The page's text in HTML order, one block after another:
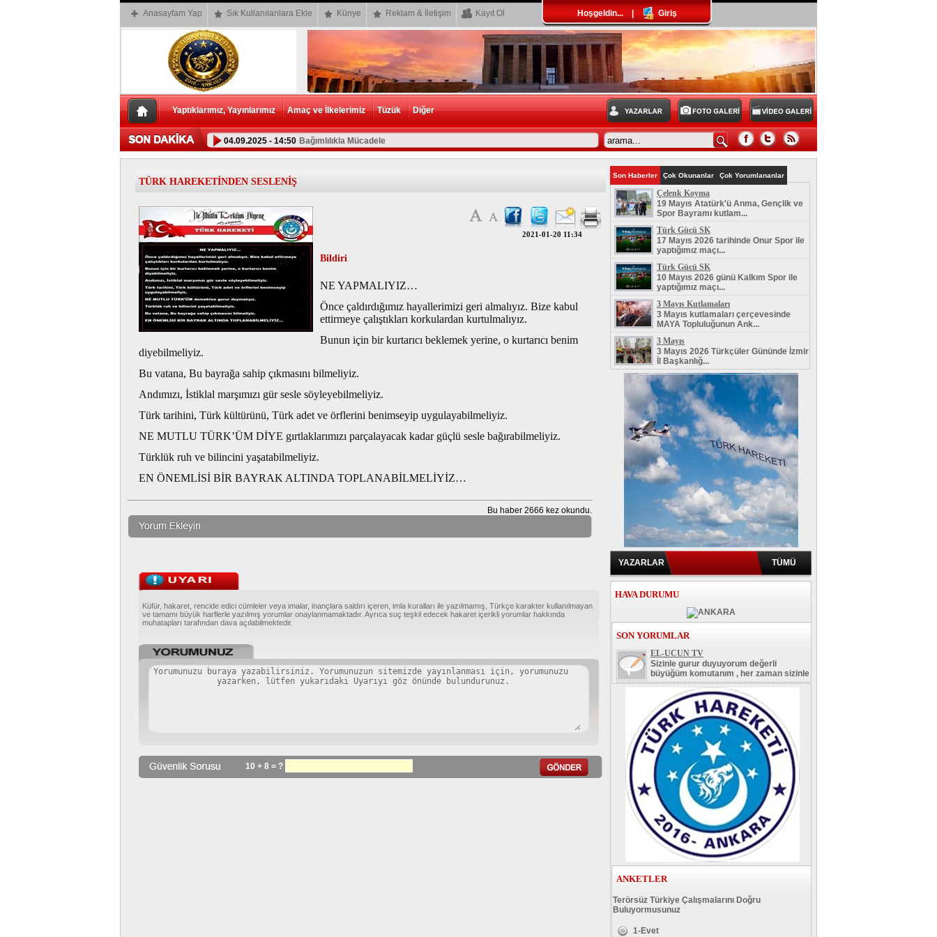
Anasayfam Yap Sık Kullanılanlara Ekle Künye Reklam & İletişim Kayıt Ol Hoşgeldin... Giriş
Yaptıklarımız, Yayınlarımız Amaç ve İlkelerimiz Tüzük Diğer
04.09.2025 - 14:50 Bağımlılıkla Mücadele
TÜRK HAREKETİNDEN SESLENİŞ
2021-01-20 11:34
Bildiri
NE YAPMALIYIZ…
Önce çaldırdığımız hayallerimizi geri almalıyız. Bize kabul
ettirmeye çalıştıkları korkulardan kurtulmalıyız.
Bunun için bir kurtarıcı beklemek yerine, o kurtarıcı benim
diyebilmeliyiz.
Bu vatana, Bu bayrağa sahip çıkmasını bilmeliyiz.
Andımızı, İstiklal marşımızı gür sesle söyleyebilmeliyiz.
Türk tarihini, Türk kültürünü, Türk adet ve örflerini benimseyip uygulayabilmeliyiz.
NE MUTLU TÜRK’ÜM DİYE gırtlaklarımızı parçalayacak kadar güçlü sesle bağırabilmeliyiz.
Türklük ruh ve bilincini yaşatabilmeliyiz.
EN ÖNEMLİSİ BİR BAYRAK ALTINDA TOPLANABİLMELİYİZ…
Bu haber 2666 kez okundu.
Küfür, hakaret, rencide edici cümleler veya imalar, inançlara saldırı içeren, imla kuralları ile yazılmamış, Türkçe karakter kullanılmayan
ve tamamı büyük harflerle yazılmış yorumlar onaylanmamaktadır. Ayrıca suç teşkil edecek hakaret içerikli yorumlar hakkında
muhatapları tarafından dava açılabilmektedir.
10 + 8 = ?
Son Haberler Çok Okunanlar Çok Yorumlananlar
Çelenk Koyma
19 Mayıs Atatürk'ü Anma, Gençlik ve
Spor Bayramı kutlam...
Türk Gücü SK
17 Mayıs 2026 tarihinde Onur Spor ile
yaptığımız maçı...
Türk Gücü SK
10 Mayıs 2026 günü Kalkım Spor ile
yaptığımız maçı...
3 Mayıs Kutlamaları
3 Mayıs kutlamaları çerçevesinde
MAYA Topluluğunun Ank...
3 Mayıs
3 Mayıs 2026 Türkçüler Gününde İzmir
İl Başkanlığ...
YAZARLAR TÜMÜ
HAVA DURUMU
SON YORUMLAR
EL-UCUN TV
Sizinle gurur duyuyorum değerli
büyüğüm komutanım , her zaman sizinle
ANKETLER
Terörsüz Türkiye Çalışmalarını Doğru
Buluyormusunuz
1-Evet